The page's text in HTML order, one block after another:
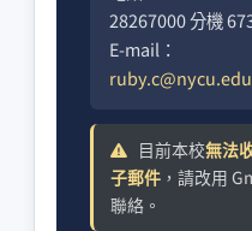
28267000 分機
E-mail：
目前本校無法
子郵件 ，請改用
聯絡。